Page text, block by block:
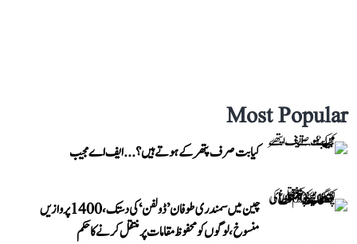
Most Popular
کیا بت صرف پتھر کے ہوتے ہیں؟...ایف اے مجیب
چین میں سمندری طوفان ’ڈولفن‘ کی دستک، 1400 پروازیں
منسوخ، لوگوں کو محفوظ مقامات پر منتقل کرنے کا حکم